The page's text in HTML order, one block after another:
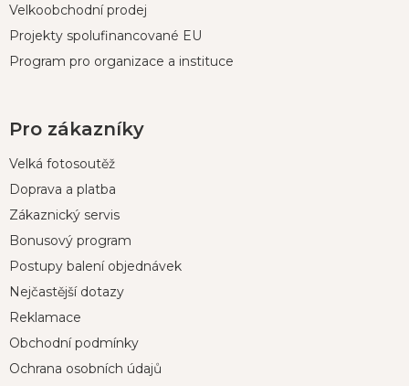
Velkoobchodní prodej
Projekty spolufinancované EU
Program pro organizace a instituce
Pro zákazníky
Velká fotosoutěž
Doprava a platba
Zákaznický servis
Bonusový program
Postupy balení objednávek
Nejčastější dotazy
Reklamace
Obchodní podmínky
Ochrana osobních údajů